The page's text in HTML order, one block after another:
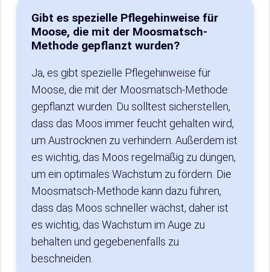
Gibt es spezielle Pflegehinweise für
Moose, die mit der Moosmatsch-
Methode gepflanzt wurden?
Ja, es gibt spezielle Pflegehinweise für
Moose, die mit der Moosmatsch-Methode
gepflanzt wurden. Du solltest sicherstellen,
dass das Moos immer feucht gehalten wird,
um Austrocknen zu verhindern. Außerdem ist
es wichtig, das Moos regelmäßig zu düngen,
um ein optimales Wachstum zu fördern. Die
Moosmatsch-Methode kann dazu führen,
dass das Moos schneller wächst, daher ist
es wichtig, das Wachstum im Auge zu
behalten und gegebenenfalls zu
beschneiden.